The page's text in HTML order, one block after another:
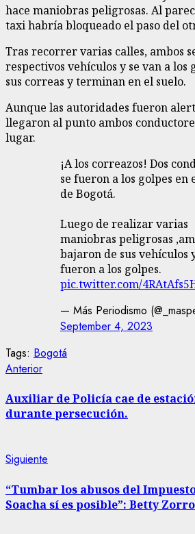
hace maniobras peligrosas. Al
taxi habría bloqueado el paso del
Tras recorrer varias calles, ambos
respectivos vehículos y se van a los
sus correas y terminan en el suelo.
Aunque las autoridades fueron
llegaron al punto ambos
lugar.
¡A los correazos! Dos
se fueron a los golpes en
de Bogotá.
Luego de realizar varias
maniobras peligrosas
bajaron de sus vehículos
fueron a los golpes.
pic.twitter.com/
— Más Periodismo
September 4, 2023
Tags: Bogotá
Sigue
leyendo
AnteriorEntrada
Auxiliar de Policía cae de
durante persecución.
Siguiente
“Tumbar los abusos del
Soacha sí es posible”: Betty Zorro